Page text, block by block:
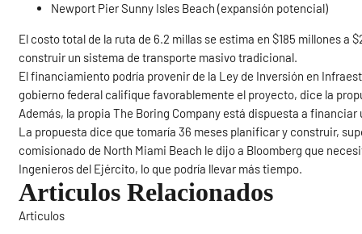
Newport Pier Sunny Isles Beach (expansión potencial)
El costo total de la ruta de 6.2 millas se estima en $185 millones
construir un sistema de transporte masivo tradicional.
El financiamiento podría provenir de la Ley de Inversión en
gobierno federal califique favorablemente el proyecto, dice la
Además, la propia The Boring Company está dispuesta a
La propuesta dice que tomaría 36 meses planificar y construir,
comisionado de North Miami Beach le dijo a Bloomberg que
Ingenieros del Ejército, lo que podría llevar más tiempo.
Articulos Relacionados
Articulos